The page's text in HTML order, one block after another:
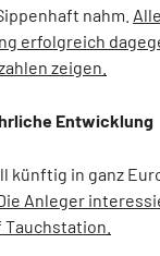
nahm.
erfolgreich
zeigen.
Entwicklung
künftig in ganz
Anleger